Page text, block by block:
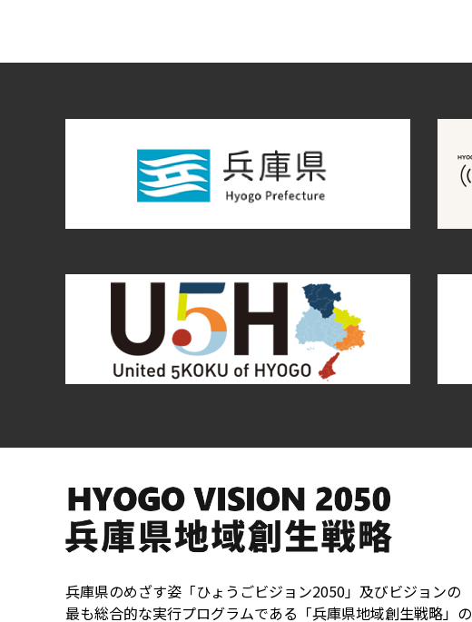
兵庫県のめざす姿「ひょうごビジョン2050」及びビジョンの
最も総合的な実行プログラムである「兵庫県地域創生戦略」の